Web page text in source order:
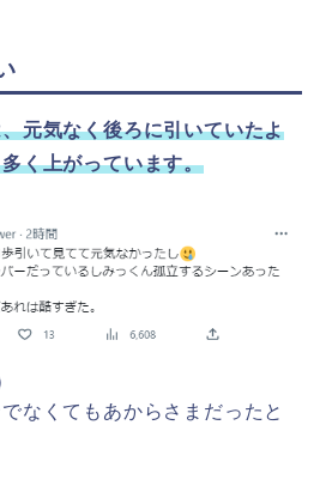
元気なく後ろに引いていたよ
く上がっています。
なくてもあからさまだったと